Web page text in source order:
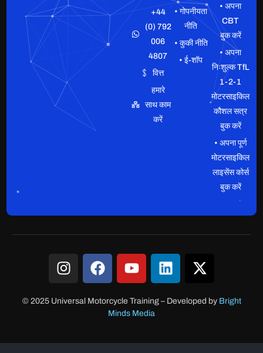
+44
(0) 792
006
4807
वित्त
हमारे
साथ काम
करें
• गोपनीयता
नीति
• कुकी नीति
• ई-शॉप
• अपना
CBT
बुक करें
• अपना
निःशुल्क TfL
1-2-1
मोटरसाइकिल
कौशल सत्र
बुक करें
• अपना पूर्ण
मोटरसाइकिल
लाइसेंस कोर्स
बुक करें
© 2025 Universal Motorcycle Training– Developed by Bright
Minds Media